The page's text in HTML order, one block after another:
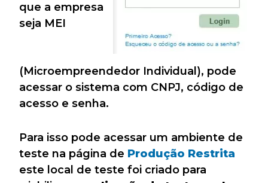
que a empresa
seja MEI
(Microempreendedor Individual), pode
acessar o sistema com CNPJ, código de
acesso e senha.
Para isso pode acessar um ambiente de
teste na página de Produção Restrita
este local de teste foi criado para